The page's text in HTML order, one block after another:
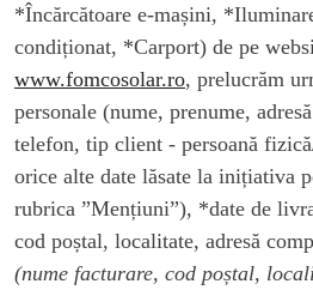
*Încărcătoare e-mașini,
condiționat, *Carport) de pe
www.fomcosolar.ro, prelucrăm
personale (nume, prenume,
telefon, tip client - persoană
orice alte date lăsate la inițiativa
rubrica ”Mențiuni”), *date de
cod poștal, localitate, adresă
(nume facturare, cod poștal,